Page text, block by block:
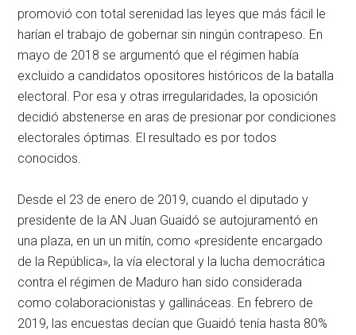
promovió con total serenidad las leyes que más fácil le
harían el trabajo de gobernar sin ningún contrapeso. En
mayo de 2018 se argumentó que el régimen había
excluido a candidatos opositores históricos de la batalla
electoral. Por esa y otras irregularidades, la oposición
decidió abstenerse en aras de presionar por condiciones
electorales óptimas. El resultado es por todos
conocidos.
Desde el 23 de enero de 2019, cuando el diputado y
presidente de la AN Juan Guaidó se autojuramentó en
una plaza, en un un mitín, como «presidente encargado
de la República», la vía electoral y la lucha democrática
contra el régimen de Maduro han sido considerada
como colaboracionistas y gallináceas. En febrero de
2019, las encuestas decían que Guaidó tenía hasta 80%